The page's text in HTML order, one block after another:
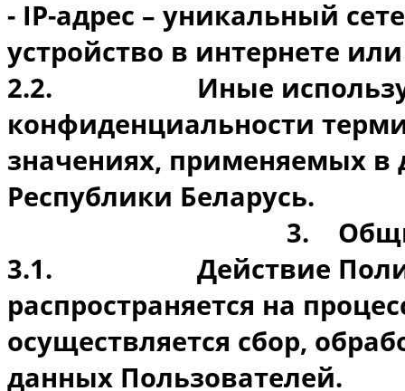
- IP-адрес – уникальный
устройство в интернете
2.2.
Иные
конфиденциальности
значениях, применяемых в
Республики Беларусь.
3.
3.1.
Действие
распространяется на
осуществляется сбор,
данных Пользователей.